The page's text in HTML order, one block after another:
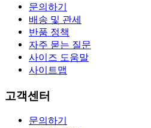
문의하기
배송 및 관세
반품 정책
자주 묻는 질문
사이즈 도움말
사이트맵
고객센터
문의하기